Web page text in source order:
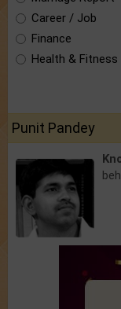
Career / Job
Finance
Health & Fitness
Punit Pandey